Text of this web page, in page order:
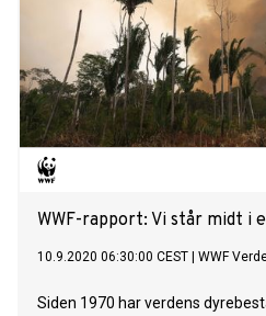
WWF-rapport: Vi står midt i
10.9.2020 06:30:00 CEST WWF
Siden 1970 har verdens